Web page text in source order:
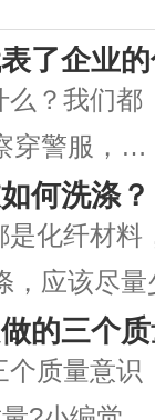
了企业
么？我们都
穿警服，军
也有自己相
什么事情之
多企业也是
，就连超
何洗涤？
化纤材料
，应该尽
一般都是
能实现防
的三个
质量意识